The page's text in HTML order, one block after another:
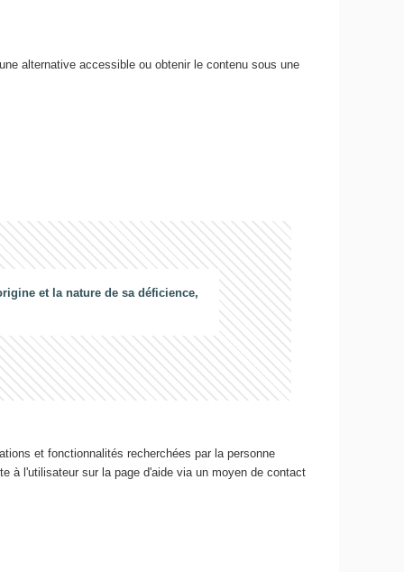
alternative accessible ou obtenir le contenu sous une
et la nature de sa déficience,
et fonctionnalités recherchées par la personne
à l'utilisateur sur la page d'aide via un moyen de contact